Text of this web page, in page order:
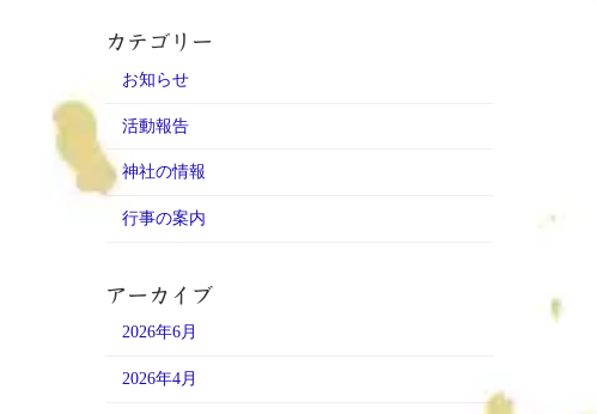
カテゴリー
お知らせ
活動報告
神社の情報
行事の案内
アーカイブ
2026年6月
2026年4月